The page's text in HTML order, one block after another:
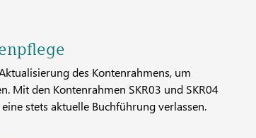
des Kontenrahmens, um
Mit den Kontenrahmen SKR03 und SKR04
stets aktuelle Buchführung verlassen.